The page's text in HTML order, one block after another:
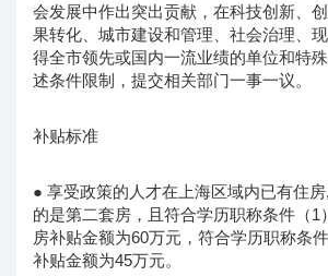
会发展中作出突出贡献，在科技创新、
果转化、城市建设和管理、社会治理、
得全市领先或国内一流业绩的单位和特
述条件限制，提交相关部门一事一议。
补贴标准
● 享受政策的人才在上海区域内已有住
的是第二套房，且符合学历职称条件（1
房补贴金额为60万元，符合学历职称条
补贴金额为45万元。